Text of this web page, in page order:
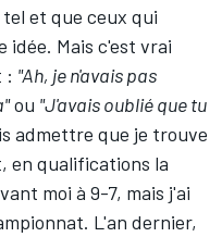
et que ceux qui
Mais c'est vrai
: "Ah, je n'avais pas
ou "J'avais oublié que tu
admettre que je trouve
en qualifications la
moi à 9-7, mais j'ai
L'an dernier,